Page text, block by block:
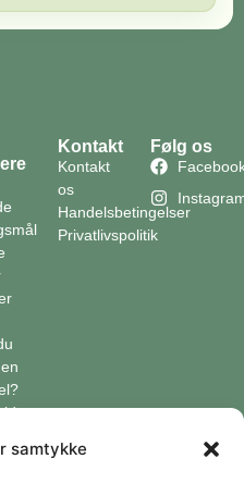
samtykke
Kontakt
Kontakt
os
Handelsbetingelser
Privatlivspolitik
Følg os